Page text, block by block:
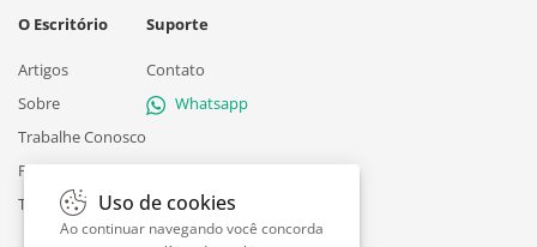
O Escritório
Artigos
Sobre
Trabalhe Conosco
Privacidade
Termos
Suporte
Contato
Whatsapp
Uso de cookies
Ao continuar navegando você concorda